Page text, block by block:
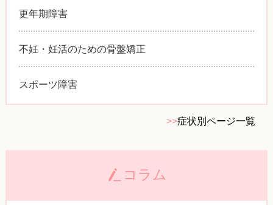
更年期障害
不妊・妊活のための骨盤矯正
スポーツ障害
>>症状別ページ一覧
コラム